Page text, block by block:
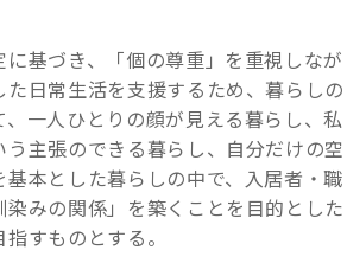
に基づき、「個の尊重」を重視しなが
た日常生活を支援するため、暮らしの
、一人ひとりの顔が見える暮らし、私
う主張のできる暮らし、自分だけの空
基本とした暮らしの中で、入居者・職
染みの関係」を築くことを目的とした
すものとする。